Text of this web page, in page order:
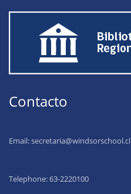
Contacto
Email:secretaria@windsorschool.cl
Telephone: 63-2220100